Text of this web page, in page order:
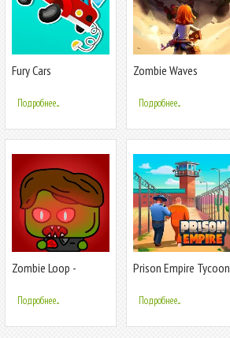
Fury Cars
Подробнее...
Zombie Waves
Подробнее...
Zombie Loop -
Подробнее...
Prison Empire Tycoon
Подробнее...